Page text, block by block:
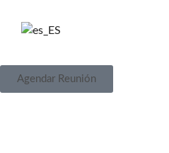
Agendar Reunión